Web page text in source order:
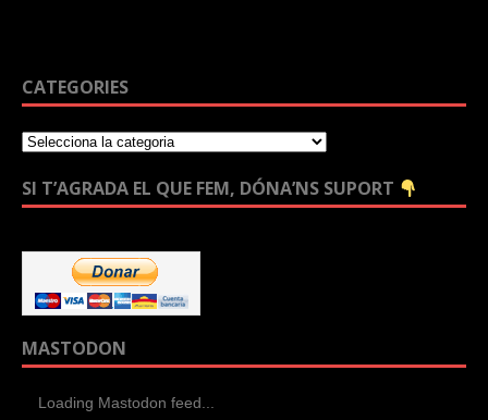
CATEGORIES
SI T’AGRADA EL QUE FEM, DÓNA’NS SUPORT
MASTODON
Loading Mastodon feed...